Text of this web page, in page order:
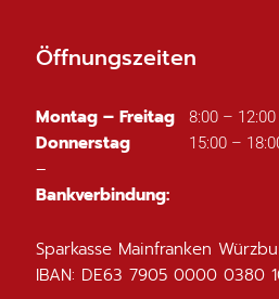
Öffnungszeiten
Montag – Freitag 8:00 –
Donnerstag 15:00 –
–
Bankverbindung:
Sparkasse Mainfranken
IBAN: DE63 7905 0000 0380